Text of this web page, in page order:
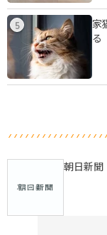
5
家
る
朝日新聞